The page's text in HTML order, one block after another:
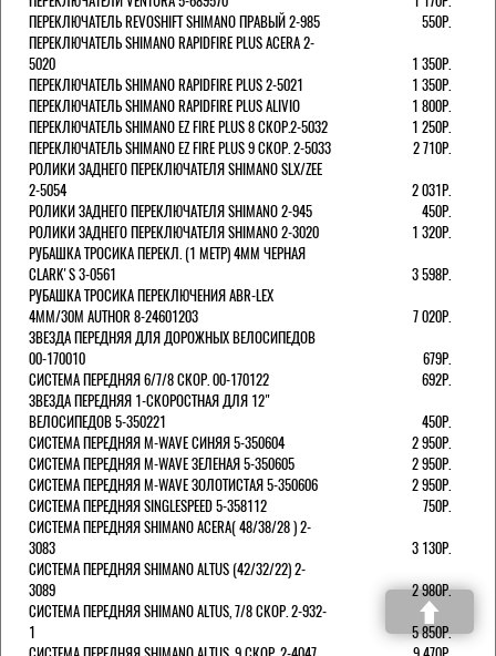
ПЕРЕКЛЮЧАТЕЛЬ REVOSHIFT SHIMANO ПРАВЫЙ 2-985
550Р.
ПЕРЕКЛЮЧАТЕЛЬ SHIMANO RAPIDFIRE PLUS ACERA 2-
5020
1 350Р.
ПЕРЕКЛЮЧАТЕЛЬ SHIMANO RAPIDFIRE PLUS 2-5021
1 350Р.
ПЕРЕКЛЮЧАТЕЛЬ SHIMANO RAPIDFIRE PLUS ALIVIO
1 800Р.
ПЕРЕКЛЮЧАТЕЛЬ SHIMANO EZ FIRE PLUS 8 СКОР.2-5032
1 250Р.
ПЕРЕКЛЮЧАТЕЛЬ SHIMANO EZ FIRE PLUS 9 СКОР. 2-5033
2 710Р.
РОЛИКИ ЗАДНЕГО ПЕРЕКЛЮЧАТЕЛЯ SHIMANO SLX/ZEE
2-5054
2 031Р.
РОЛИКИ ЗАДНЕГО ПЕРЕКЛЮЧАТЕЛЯ SHIMANO 2-945
450Р.
РОЛИКИ ЗАДНЕГО ПЕРЕКЛЮЧАТЕЛЯ SHIMANO 2-3020
1 320Р.
РУБАШКА ТРОСИКА ПЕРЕКЛ. (1 МЕТР) 4ММ ЧЕРНАЯ
СLARK'S 3-0561
3 598Р.
РУБАШКА ТРОСИКА ПЕРЕКЛЮЧЕНИЯ ABR-LEX
4MM/30M AUTHOR 8-24601203
7 020Р.
ЗВЕЗДА ПЕРЕДНЯЯ ДЛЯ ДОРОЖНЫХ ВЕЛОСИПЕДОВ
00-170010
679Р.
СИСТЕМА ПЕРЕДНЯЯ 6/7/8 СКОР. 00-170122
692Р.
ЗВЕЗДА ПЕРЕДНЯЯ 1-СКОРОСТНАЯ ДЛЯ 12"
ВЕЛОСИПЕДОВ 5-350221
450Р.
СИСТЕМА ПЕРЕДНЯЯ M-WAVE СИНЯЯ 5-350604
2 950Р.
СИСТЕМА ПЕРЕДНЯЯ M-WAVE ЗЕЛЕНАЯ 5-350605
2 950Р.
СИСТЕМА ПЕРЕДНЯЯ M-WAVE ЗОЛОТИСТАЯ 5-350606
2 950Р.
СИСТЕМА ПЕРЕДНЯЯ SINGLESPEED 5-358112
750Р.
СИСТЕМА ПЕРЕДНЯЯ SHIMANO ACERA( 48/38/28 ) 2-
3083
3 130Р.
СИСТЕМА ПЕРЕДНЯЯ SHIMANO ALTUS (42/32/22) 2-
3089
2 980Р.
СИСТЕМА ПЕРЕДНЯЯ SHIMANO ALTUS, 7/8 СКОР. 2-932-
1
5 850Р.